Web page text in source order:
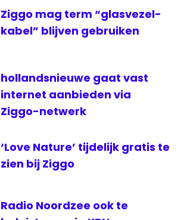
Ziggo mag term “glasvezel-
kabel” blijven gebruiken
hollandsnieuwe gaat vast
internet aanbieden via
Ziggo-netwerk
‘Love Nature’ tijdelijk gratis te
zien bij Ziggo
Radio Noordzee ook te